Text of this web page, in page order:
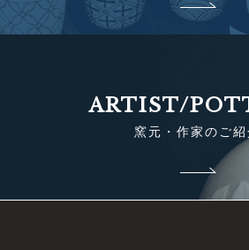
ARTIST/
窯元・作家のご